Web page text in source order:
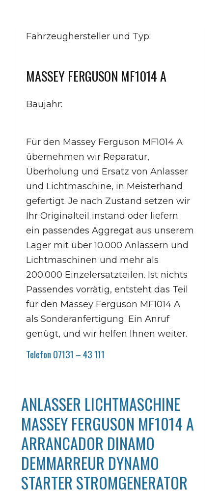
Fahrzeughersteller und Typ:
MASSEY FERGUSON MF1014 A
Baujahr:
Für den Massey Ferguson MF1014 A
übernehmen wir Reparatur,
Überholung und Ersatz von Anlasser
und Lichtmaschine, in Meisterhand
gefertigt. Je nach Zustand setzen wir
Ihr Originalteil instand oder liefern
ein passendes Aggregat aus unserem
Lager mit über 10.000 Anlassern und
Lichtmaschinen und mehr als
200.000 Einzelersatzteilen. Ist nichts
Passendes vorrätig, entsteht das Teil
für den Massey Ferguson MF1014 A
als Sonderanfertigung. Ein Anruf
genügt, und wir helfen Ihnen weiter.
Telefon 07131 – 43 111
ANLASSER LICHTMASCHINE
MASSEY FERGUSON MF1014 A
ARRANCADOR DINAMO
DEMMARREUR DYNAMO
STARTER STROMGENERATOR